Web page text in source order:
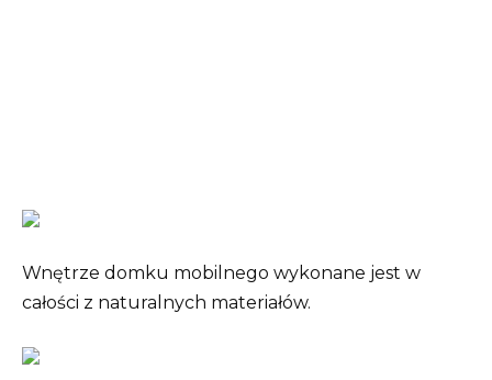
Wnętrze domku mobilnego wykonane jest w
całości z naturalnych materiałów.